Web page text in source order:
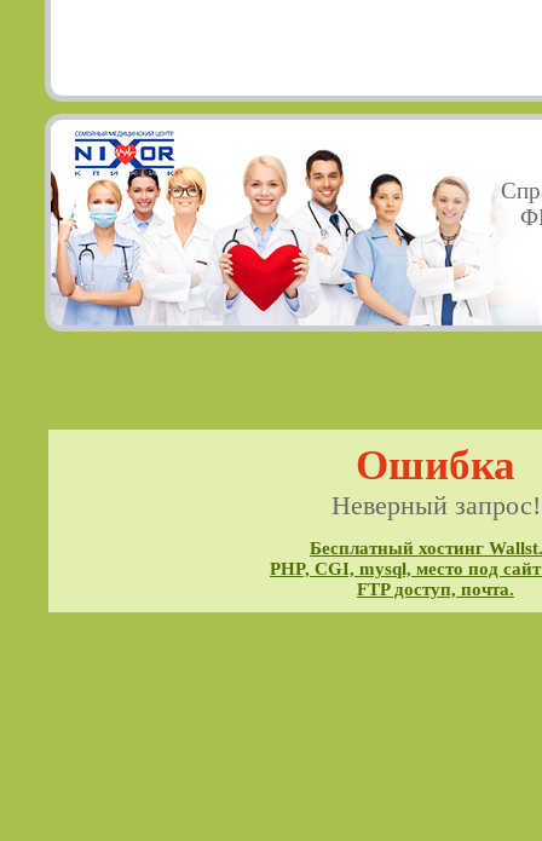
Ошибка
Неверный запрос!
Бесплатный хостинг
PHP, CGI, mysql, место под
FTP доступ, почта.